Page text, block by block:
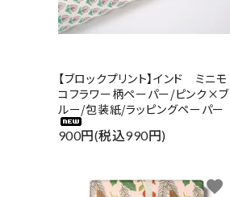
【ブロックプリント】インド ミニモ
コフラワー柄ペーパー/ピンク×ブ
ルー/包装紙/ラッピングペーパー
900円(税込990円)
favorite